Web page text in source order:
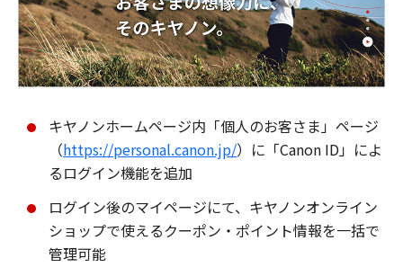
キヤノンホームページ内「個人のお客さま」ページ
（https://personal.canon.jp/）に「Canon ID」によ
るログイン機能を追加
ログイン後のマイページにて、キヤノンオンライン
ショップで使えるクーポン・ポイント情報を一括で
管理可能